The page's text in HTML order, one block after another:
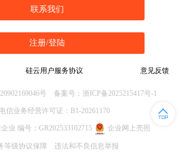
联系我们
注册/登陆
硅云用户服务协议 意见反馈
号 备案号：浙ICP备2025215417号-1
信业务经营许可证：B1-20261170
业 编号：GR202533102715 企业网上亮照
等级协议保障
违法和不良信息举报